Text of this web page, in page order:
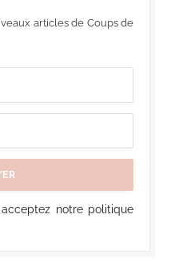
articles de Coups de
notre politique